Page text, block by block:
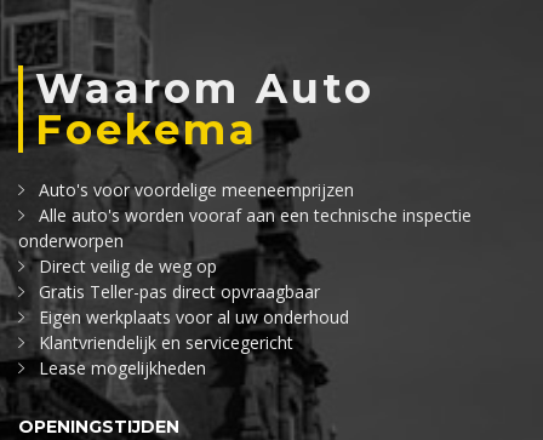
Waarom Auto
Foekema
Auto's voor voordelige meeneemprijzen
Alle auto's worden vooraf aan een technische inspectie
onderworpen
Direct veilig de weg op
Gratis Teller-pas direct opvraagbaar
Eigen werkplaats voor al uw onderhoud
Klantvriendelijk en servicegericht
Lease mogelijkheden
OPENINGSTIJDEN